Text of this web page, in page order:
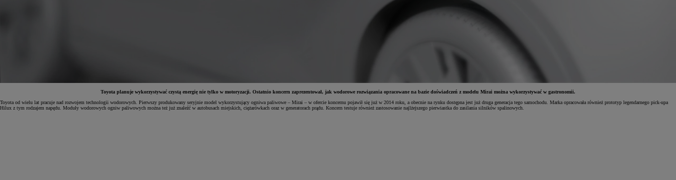
Toyota planuje wykorzystywać czystą energię nie tylko w motoryzacji. Ostatnio koncern zaprezentował, jak wodorowe rozwiązania opracowane na bazie doświadczeń z modelu Mirai można wykorzystywać w gastronomii.
Toyota od wielu lat pracuje nad rozwojem technologii wodorowych. Pierwszy produkowany seryjnie model wykorzystujący ogniwa paliwowe – Mirai – w ofercie koncernu pojawił się już w 2014 roku, a obecnie na rynku dostępna jest już druga generacja tego samochodu. Marka opracowała również prototyp legendarnego pick-upa
Hilux z tym rodzajem napędu. Moduły wodorowych ogniw paliwowych można też już znaleźć w autobusach miejskich, ciężarówkach oraz w generatorach prądu. Koncern testuje również zastosowanie najlżejszego pierwiastka do zasilania silników spalinowych.